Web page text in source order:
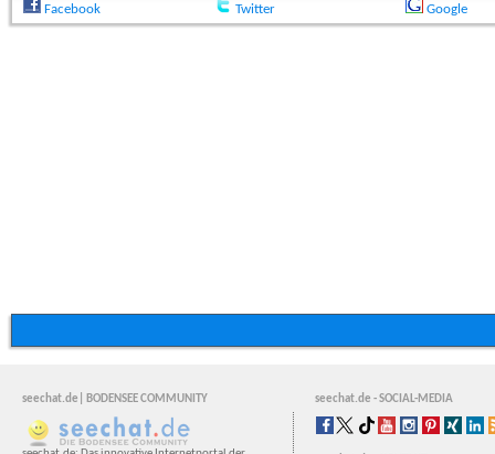
Facebook Twitter Google
seechat.de| BODENSEE COMMUNITY seechat.de - SOCIAL-MEDIA